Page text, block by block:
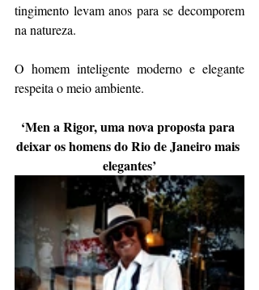
tingimento levam anos para se decomporem
na natureza.
O homem inteligente moderno e elegante
respeita o meio ambiente.
‘Men a Rigor, uma nova proposta para
deixar os homens do Rio de Janeiro mais
elegantes’